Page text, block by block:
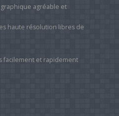
agréable et
haute résolution libres de
facilement et rapidement